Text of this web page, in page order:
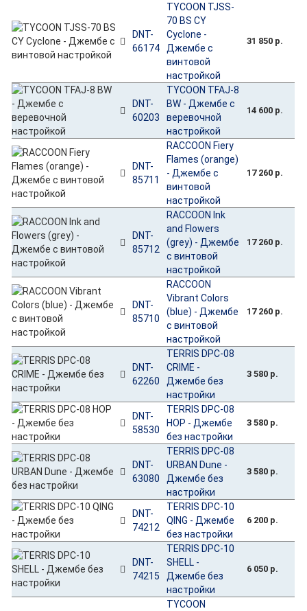
DNT-
66174
TYCOON TJSS-
70 BS CY
Cyclone -
Джембе с
винтовой
настройкой
31 850 р.
DNT-
60203
TYCOON TFAJ-8
BW - Джембе с
веревочной
настройкой
14 600 р.
DNT-
85711
RACCOON Fiery
Flames (orange)
- Джембе с
винтовой
настройкой
17 260 р.
DNT-
85712
RACCOON Ink
and Flowers
(grey) - Джембе
с винтовой
настройкой
17 260 р.
DNT-
85710
RACCOON
Vibrant Colors
(blue) - Джембе
с винтовой
настройкой
17 260 р.
DNT-
62260
TERRIS DPC-08
CRIME -
Джембе без
настройки
3 580 р.
DNT-
58530
TERRIS DPC-08
HOP - Джембе
без настройки
3 580 р.
DNT-
63080
TERRIS DPC-08
URBAN Dune -
Джембе без
настройки
3 580 р.
DNT-
74212
TERRIS DPC-10
QING - Джембе
без настройки
6 200 р.
DNT-
74215
TERRIS DPC-10
SHELL -
Джембе без
настройки
6 050 р.
TYCOON